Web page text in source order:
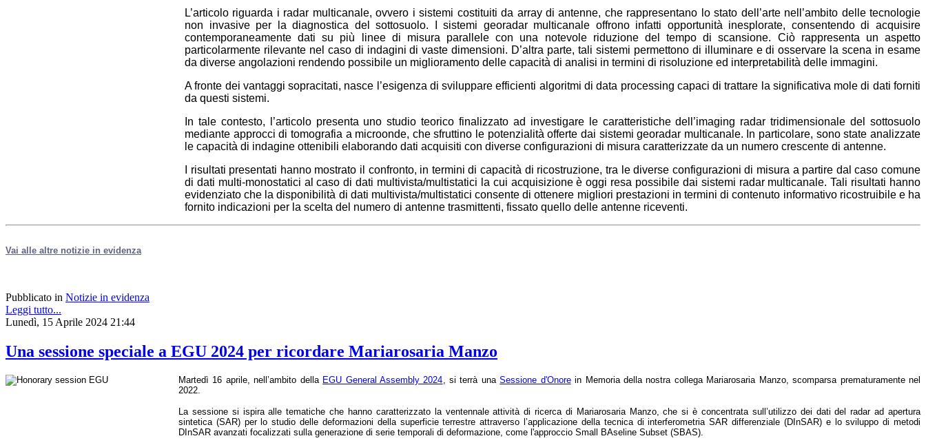
L’articolo riguarda i radar multicanale, ovvero i sistemi costituiti da array di antenne, che rappresentano lo stato dell’arte nell’ambito delle tecnologie
non invasive per la diagnostica del sottosuolo. I sistemi georadar multicanale offrono infatti opportunità inesplorate, consentendo di acquisire
contemporaneamente dati su più linee di misura parallele con una notevole riduzione del tempo di scansione. Ciò rappresenta un aspetto
particolarmente rilevante nel caso di indagini di vaste dimensioni. D’altra parte, tali sistemi permettono di illuminare e di osservare la scena in esame
da diverse angolazioni rendendo possibile un miglioramento delle capacità di analisi in termini di risoluzione ed interpretabilità delle immagini.
A fronte dei vantaggi sopracitati, nasce l’esigenza di sviluppare efficienti algoritmi di data processing capaci di trattare la significativa mole di dati forniti
da questi sistemi.
In tale contesto, l’articolo presenta uno studio teorico finalizzato ad investigare le caratteristiche dell’imaging radar tridimensionale del sottosuolo
mediante approcci di tomografia a microonde, che sfruttino le potenzialità offerte dai sistemi georadar multicanale. In particolare, sono state analizzate
le capacità di indagine ottenibili elaborando dati acquisiti con diverse configurazioni di misura caratterizzate da un numero crescente di antenne.
I risultati presentati hanno mostrato il confronto, in termini di capacità di ricostruzione, tra le diverse configurazioni di misura a partire dal caso comune
di dati multi-monostatici al caso di dati multivista/multistatici la cui acquisizione è oggi resa possibile dai sistemi radar multicanale. Tali risultati hanno
evidenziato che la disponibilità di dati multivista/multistatici consente di ottenere migliori prestazioni in termini di contenuto informativo ricostruibile e ha
fornito indicazioni per la scelta del numero di antenne trasmittenti, fissato quello delle antenne riceventi.
Vai alle altre notizie in evidenza
Pubblicato in Notizie in evidenza
Leggi tutto...
Lunedì, 15 Aprile 2024 21:44
Una sessione speciale a EGU 2024 per ricordare Mariarosaria Manzo
Martedì 16 aprile, nell’ambito della EGU General Assembly 2024 , si terrà unaSessione d'Onorein Memoria della nostra collega Mariarosaria Manzo, scomparsa prematuramente nel
2022.
La sessione si ispira alle tematiche che hanno caratterizzato la ventennale attività di ricerca di Mariarosaria Manzo, che si è concentrata sull’utilizzo dei dati del radar ad apertura
sintetica (SAR) per lo studio delle deformazioni della superficie terrestre attraverso l’applicazione della tecnica di interferometria SAR differenziale (DInSAR) e lo sviluppo di metodi
DInSAR avanzati focalizzati sulla generazione di serie temporali di deformazione, come l'approccio Small BAseline Subset (SBAS).